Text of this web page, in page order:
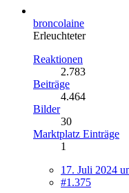
broncolaine
Erleuchteter
Reaktionen
2.783
Beiträge
4.464
Bilder
30
Marktplatz Einträge
1
17. Juli 2024
#1.375